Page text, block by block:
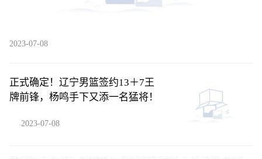
2023-07-08
正式确定！辽宁男篮签约13＋7王
牌前锋，杨鸣手下又添一名猛将！
2023-07-08